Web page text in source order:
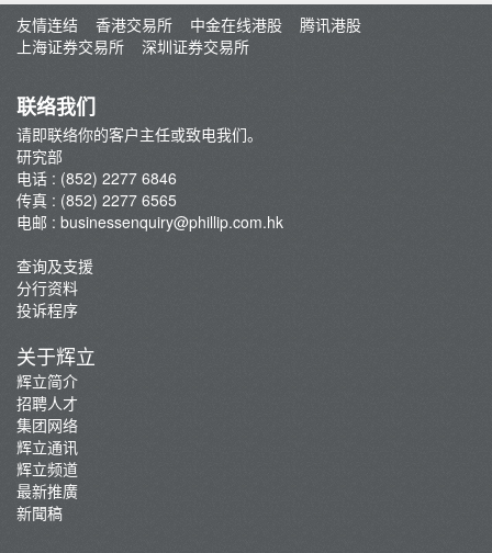
友情连结
香港交易所 中金在线港股
腾讯港股
上海证券交易所
深圳证券交易所
联络我们
请即联络你的客户主任或致电我们。
研究部
电话 : (852) 2277 6846
传真 : (852) 2277 6565
电邮 : businessenquiry@phillip.com.hk
查询及支援
分行资料
投诉程序
关于辉立
辉立简介
招聘人才
集团网络
辉立通讯
辉立频道
最新推廣
新聞稿